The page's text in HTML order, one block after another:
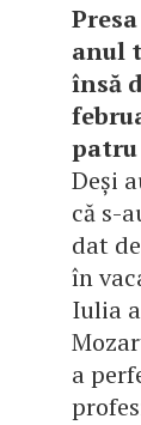
anul
însă
Deși
că s-
dat
în
Iulia
a